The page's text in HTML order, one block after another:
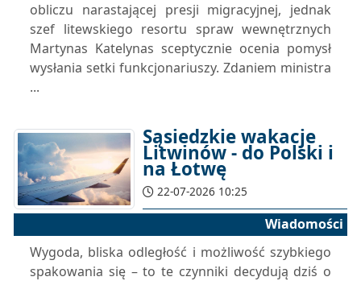
obliczu narastającej presji migracyjnej, jednak
szef litewskiego resortu spraw wewnętrznych
Martynas Katelynas sceptycznie ocenia pomysł
wysłania setki funkcjonariuszy. Zdaniem ministra
...
Sąsiedzkie wakacje
Litwinów - do Polski i
na Łotwę
22-07-2026 10:25
Wiadomości
Wygoda, bliska odległość i możliwość szybkiego
spakowania się – to te czynniki decydują dziś o